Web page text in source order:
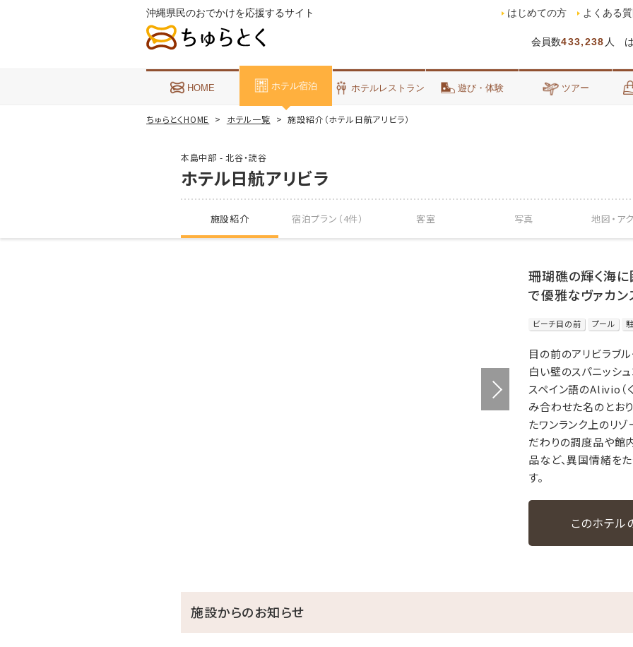
沖縄県民のおでかけを応援するサイト
会員数433,238 人 は
はじめての方 よくある
HOME ホテル宿泊 ホテルレストラン 遊び・体験 ツアー
ちゅらとくHOME ホテル一覧 施設紹介（ホテル日航アリビラ）
本島中部 - 北谷・読谷
ホテル日航アリビラ
施設紹介 宿泊プラン（4件） 客室 写真 地図・ ア
珊瑚礁の輝く海
で優雅なヴァカン
ビーチ目の前 プール
目の前のアリビラブ
白い壁のスパニッシ
スペイン語のAlivio（
み合わせた名のとお
たワンランク上のリ
だわりの調度品や館
品など、異国情緒を
す。
このホテル
施設からのお知らせ